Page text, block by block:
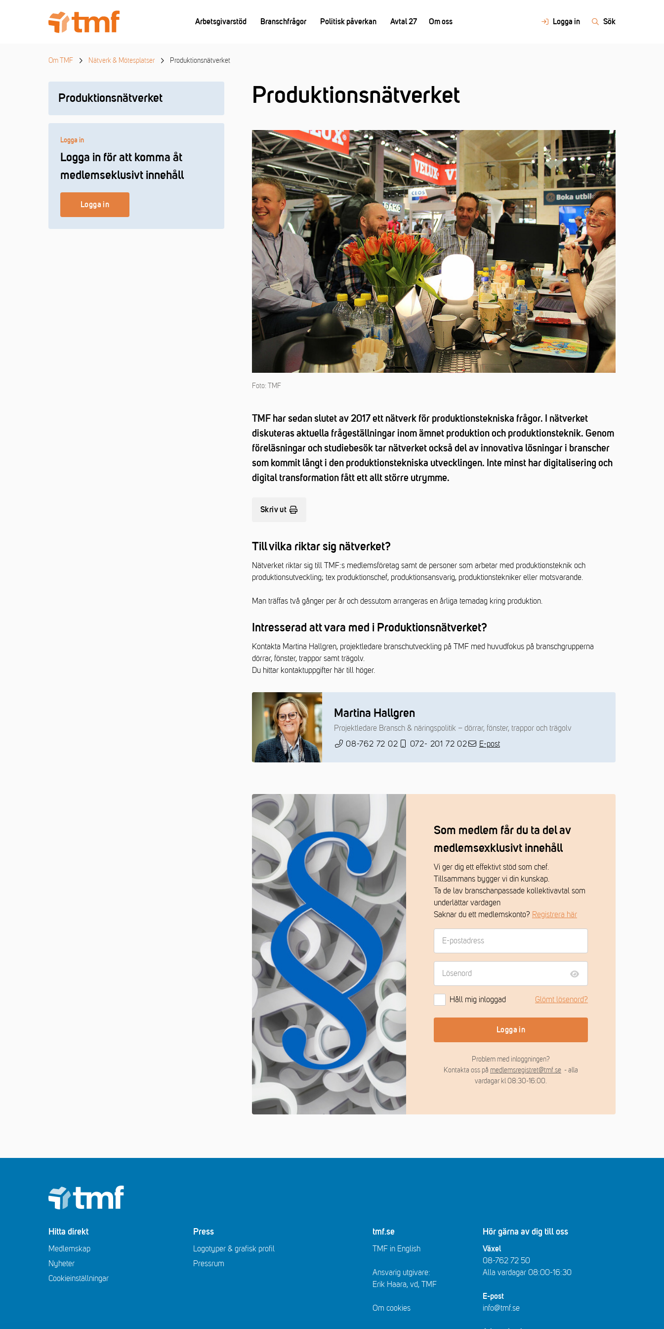
Arbetsgivarstöd Branschfrågor Politisk påverkan Avtal 27 Om oss Logga in Sök
Om TMF Nätverk & Mötesplatser Produktionsnätverket
Produktionsnätverket
Logga in
Logga in för att komma åt
medlemseklusivt innehåll
Logga in
Produktionsnätverket
Foto: TMF
TMF har sedan slutet av 2017 ett nätverk för produktionstekniska frågor. I nätverket
diskuteras aktuella frågeställningar inom ämnet produktion och produktionsteknik. Genom
föreläsningar och studiebesök tar nätverket också del av innovativa lösningar i branscher
som kommit långt i den produktionstekniska utvecklingen. Inte minst har digitalisering och
digital transformation fått ett allt större utrymme.
Skriv ut
Till vilka riktar sig nätverket?
Nätverket riktar sig till TMF:s medlemsföretag samt de personer som arbetar med produktionsteknik och
produktionsutveckling; tex produktionschef, produktionsansvarig, produktionstekniker eller motsvarande.
Man träffas två gånger per år och dessutom arrangeras en årliga temadag kring produktion.
Intresserad att vara med i Produktionsnätverket?
Kontakta Martina Hallgren, projektledare branschutveckling på TMF med huvudfokus på branschgrupperna
dörrar, fönster, trappor samt trägolv.
Du hittar kontaktuppgifter här till höger.
Martina Hallgren
Projektledare Bransch & näringspolitik – dörrar, fönster, trappor och trägolv
08-762 72 02
072- 201 72 02 E-post
Som medlem får du ta del av
medlemsexklusivt innehåll
Vi ger dig ett effektivt stöd som chef.
Tillsammans bygger vi din kunskap.
Ta de lav branschanpassade kollektivavtal som
underlättar vardagen
Saknar du ett medlemskonto? Registrera här
Håll mig inloggad Glömt lösenord?
Logga in
Problem med inloggningen?
Kontakta oss på medlemsregistret@tmf.se - alla
vardagar kl 08:30-16:00.
Hitta direkt
Medlemskap
Nyheter
Cookieinställningar
Press
Logotyper & grafisk profil
Pressrum
tmf.se
TMF in English
Ansvarig utgivare:
Erik Haara, vd, TMF
Om cookies
Hör gärna av dig till oss
Växel
08-762 72 50
Alla vardagar 08:00-16:30​​
E-post
info@tmf.se